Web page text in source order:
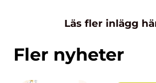
Läs fler inlägg
Fler nyheter